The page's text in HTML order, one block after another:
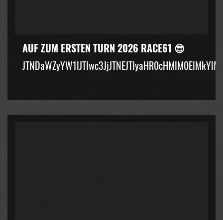
AUF ZUM ERSTEN TURN 2026 RACE61 😎